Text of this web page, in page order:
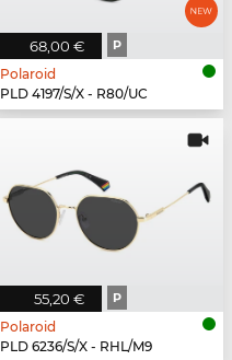
68,00 € P
Polaroid
PLD 4197/S/X - R80/UC
55,20 € P
Polaroid
PLD 6236/S/X - RHL/M9